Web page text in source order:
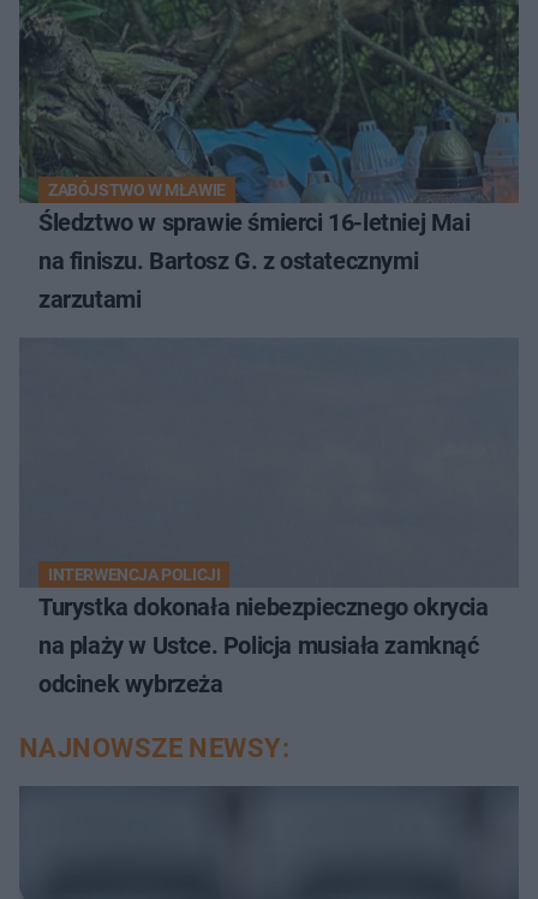
ZABÓJSTWO W MŁAWIE
Śledztwo w sprawie śmierci 16-letniej Mai
na finiszu. Bartosz G. z ostatecznymi
zarzutami
INTERWENCJA POLICJI
Turystka dokonała niebezpiecznego okrycia
na plaży w Ustce. Policja musiała zamknąć
odcinek wybrzeża
NAJNOWSZE NEWSY: